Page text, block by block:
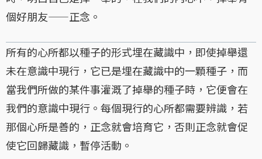
個好朋友——正念。
所有的心所都以種子的形式埋在藏識中，即使掉舉還
未在意識中現行，它已是埋在藏識中的一顆種子，而
當我們所做的某件事灌溉了掉舉的種子時，它便會在
我們的意識中現行。每個現行的心所都需要辨識，若
那個心所是善的，正念就會培育它，否則正念就會促
使它回歸藏識，暫停活動。